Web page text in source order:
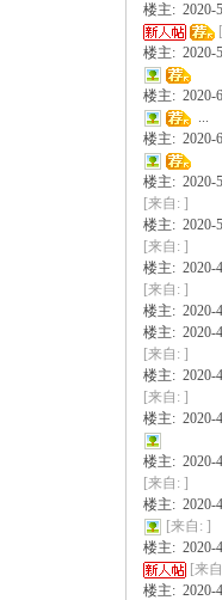
楼主: 2020-
楼主: 2020-
楼主: 2020-
...
楼主: 2020-
楼主: 2020-
[来自: ]
楼主: 2020-
[来自: ]
楼主: 2020-
[来自: ]
楼主: 2020-
楼主: 2020-
[来自: ]
楼主: 2020-
[来自: ]
楼主: 2020-
楼主: 2020-
[来自: ]
楼主: 2020-
[来自: ]
楼主: 2020-
[来
楼主: 2020-